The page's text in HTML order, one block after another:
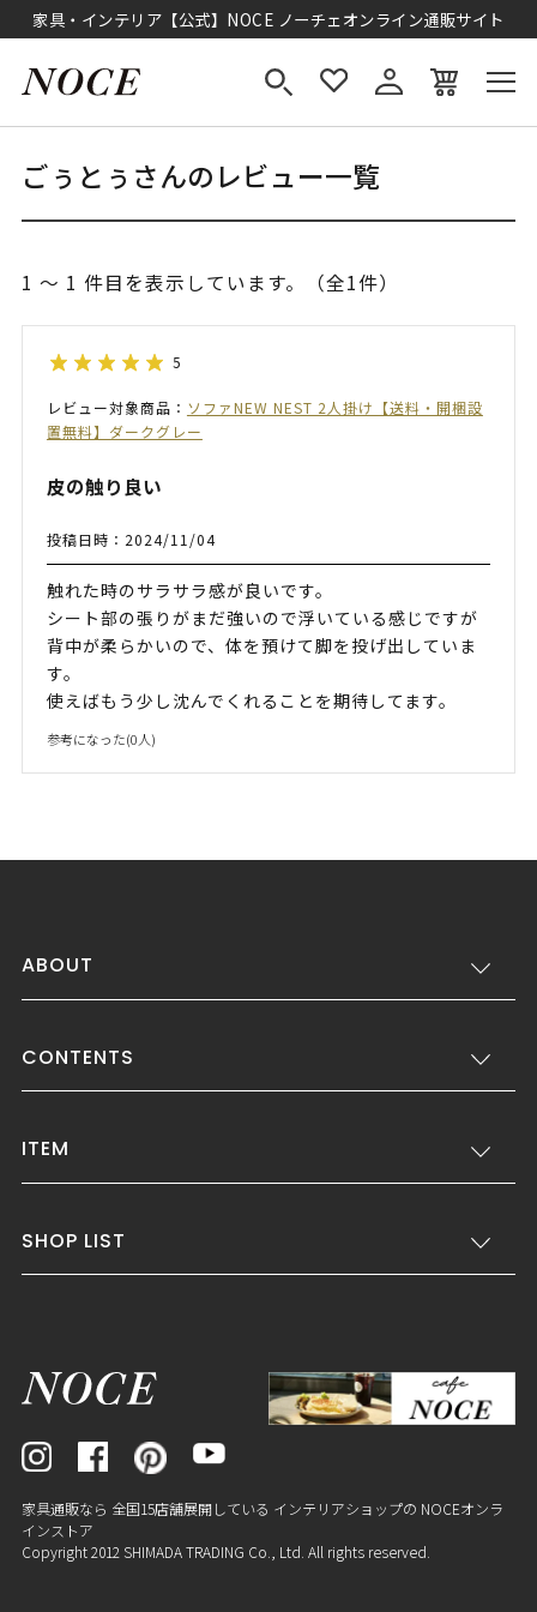
家具・インテリア【公式】NOCE ノーチェオンライン通販サイト
ごぅとぅさんのレビュー一覧
1 ～ 1 件目を表示しています。（全1件）
5
レビュー対象商品： ソファNEW NEST 2人掛け【送料・開梱設
置無料】ダークグレー
皮の触り良い
投稿日時：2024/11/04
触れた時のサラサラ感が良いです。
シート部の張りがまだ強いので浮いている感じですが
背中が柔らかいので、体を預けて脚を投げ出していま
す。
使えばもう少し沈んでくれることを期待してます。
参考になった(0人)
ABOUT
CONTENTS
ITEM
SHOP LIST
家具通販なら 全国15店舗展開している インテリアショップの NOCEオンラ
インストア
Copyright 2012 SHIMADA TRADING Co., Ltd. All rights reserved.